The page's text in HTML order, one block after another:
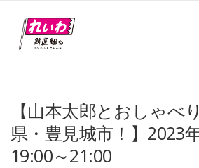
【山本太郎とおしゃべ
県・豊見城市！】2023
19:00～21:00